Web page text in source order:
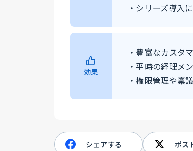
・シリーズ導入
効果
・豊富なカスタ
・平時の経理メ
・権限管理や稟
シェアする ポス